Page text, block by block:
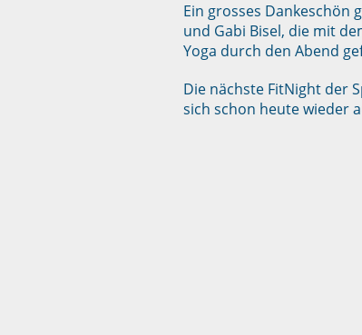
Ein grosses Dankeschön
und Gabi Bisel, die mit
Yoga durch den Abend
Die nächste FitNight der
sich schon heute wieder